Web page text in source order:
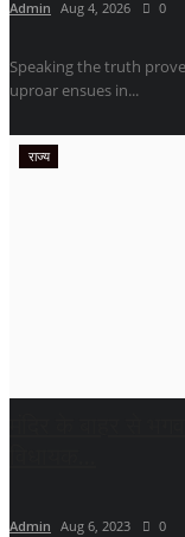
Admin Aug 4, 2026 0
Speaking the truth
uproar ensues in...
राज्य
Admin Aug 6, 2023 0